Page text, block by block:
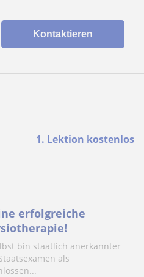
Kontaktieren
1. Lektion kostenlos
erfolgreiche
bin staatlich anerkannter
als